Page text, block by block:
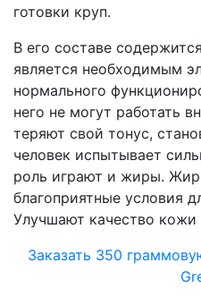
готовки круп.
В его составе
является необходимым
нормального
него не могут работать
теряют свой тонус,
человек испытывает
роль играют и жиры.
благоприятные условия
Улучшают качество кожи
Заказать 350